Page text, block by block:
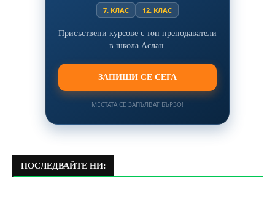
7. КЛАС 12. КЛАС
Присъствени курсове с топ преподаватели
в школа Аслан.
ЗАПИШИ СЕ СЕГА
МЕСТАТА СЕ ЗАПЪЛВАТ БЪРЗО!
ПОСЛЕДВАЙТЕ НИ: